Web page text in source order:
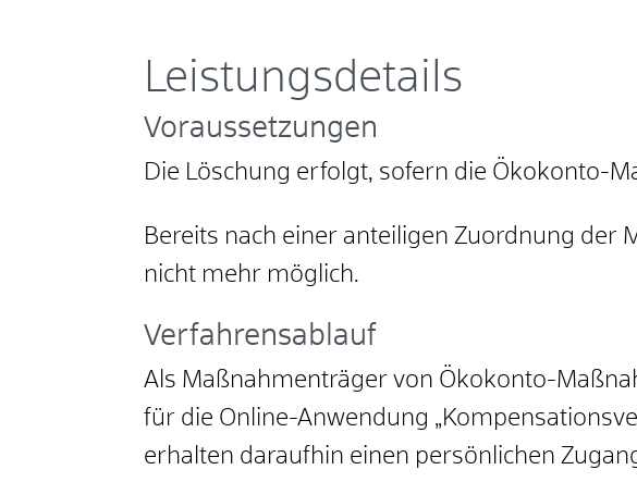
Leistungsdetails
Voraussetzungen
Die Löschung erfolgt, sofern die Ökokonto-
Bereits nach einer anteiligen Zuordnung der
nicht mehr möglich.
Verfahrensablauf
Als Maßnahmenträger von Ökokonto-
für die Online-Anwendung
erhalten daraufhin einen persönlichen